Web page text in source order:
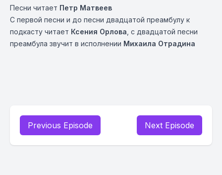
Песни читает Петр Матвеев
С первой песни и до песни двадцатой преамбулу к
подкасту читает Ксения Орлова , с двадцатой песни
преамбула звучит в исполнении Михаила Отрадина
Previous Episode Next Episode